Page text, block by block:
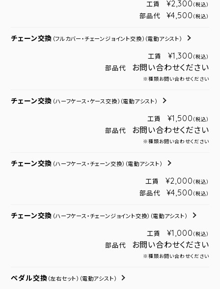
工賃 ¥2,300 （税込）
部品代 ¥4,500 （税込）
チェーン交換 （フルカバー・チェーンジョイント交換） （電動アシスト）
工賃 ¥1,300 （税込）
部品代 お問い合わせください
※種類お問い合わせください
チェーン交換 （ハーフケース・ケース交換） （電動アシスト）
工賃 ¥1,500 （税込）
部品代 お問い合わせください
※種類お問い合わせください
チェーン交換 （ハーフケース・チェーン交換） （電動アシスト）
工賃 ¥2,000 （税込）
部品代 ¥4,500 （税込）
チェーン交換 （ハーフケース・チェーンジョイント交換） （電動アシスト）
工賃 ¥1,000 （税込）
部品代 お問い合わせください
※種類お問い合わせください
ペダル交換 （左右セット） （電動アシスト）